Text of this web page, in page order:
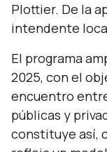
Plottier. De la
intendente
El programa
2025, con el
encuentro
públicas y
constituye así,